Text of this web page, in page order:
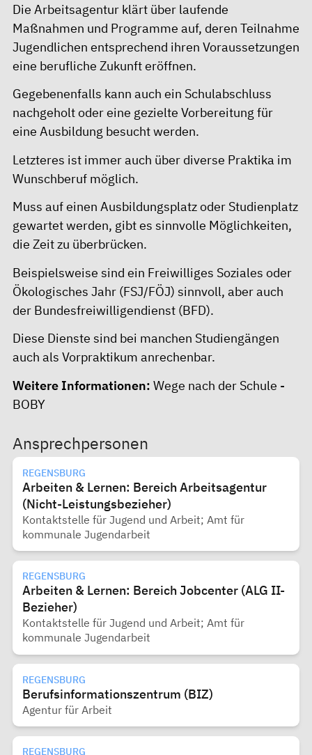
Die Arbeitsagentur klärt über laufende
Maßnahmen und Programme auf, deren Teilnahme
Jugendlichen entsprechend ihren Voraussetzungen
eine berufliche Zukunft eröffnen.
Gegebenenfalls kann auch ein Schulabschluss
nachgeholt oder eine gezielte Vorbereitung für
eine Ausbildung besucht werden.
Letzteres ist immer auch über diverse Praktika im
Wunschberuf möglich.
Muss auf einen Ausbildungsplatz oder Studienplatz
gewartet werden, gibt es sinnvolle Möglichkeiten,
die Zeit zu überbrücken.
Beispielsweise sind ein Freiwilliges Soziales oder
Ökologisches Jahr (FSJ/FÖJ) sinnvoll, aber auch
der Bundesfreiwilligendienst (BFD).
Diese Dienste sind bei manchen Studiengängen
auch als Vorpraktikum anrechenbar.
Weitere Informationen: Wege nach der Schule -
BOBY
Ansprechpersonen
REGENSBURG
Arbeiten & Lernen: Bereich Arbeitsagentur
(Nicht-Leistungsbezieher)
Kontaktstelle für Jugend und Arbeit; Amt für
kommunale Jugendarbeit
REGENSBURG
Arbeiten & Lernen: Bereich Jobcenter (ALG II-
Bezieher)
Kontaktstelle für Jugend und Arbeit; Amt für
kommunale Jugendarbeit
REGENSBURG
Berufsinformationszentrum (BIZ)
Agentur für Arbeit
REGENSBURG